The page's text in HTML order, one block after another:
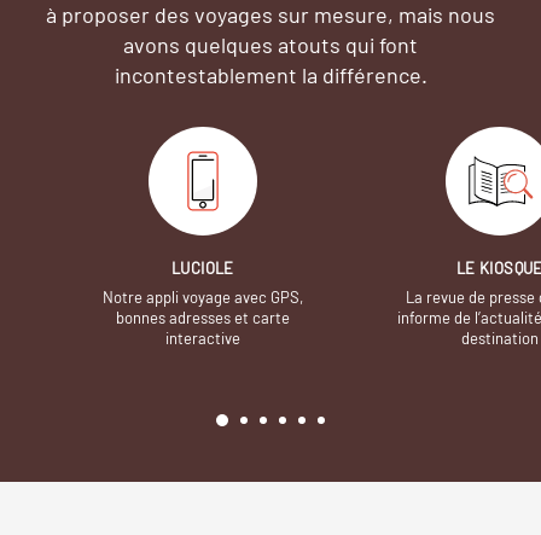
à proposer des voyages sur mesure, mais nous
avons quelques atouts qui font
incontestablement la différence.
LUCIOLE
Notre appli voyage avec GPS,
bonnes adresses et carte
interactive
LE
La revue de presse
informe de
destination